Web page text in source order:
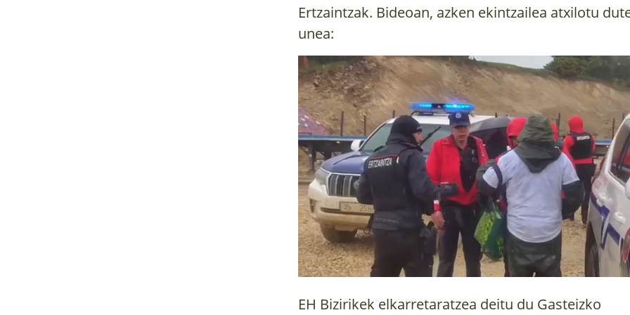
Ertzaintzak. Bideoan, azken ekintzailea atxilotu
unea:
EH Bizirikek elkarretaratzea deitu du Gasteizko